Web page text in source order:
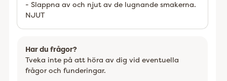
- Slappna av och njut av de lugnande smakerna.
NJUT
Har du frågor?
Tveka inte på att höra av dig vid eventuella
frågor och funderingar.